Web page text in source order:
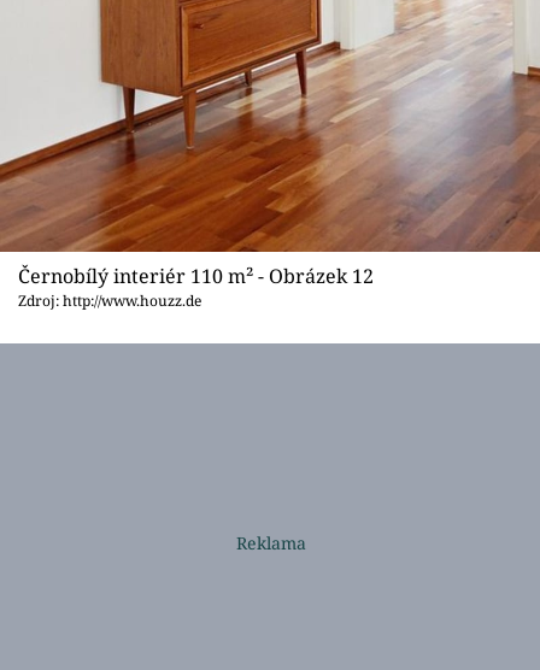
Černobílý interiér 110 m² - Obrázek 12
Zdroj: http://www.houzz.de